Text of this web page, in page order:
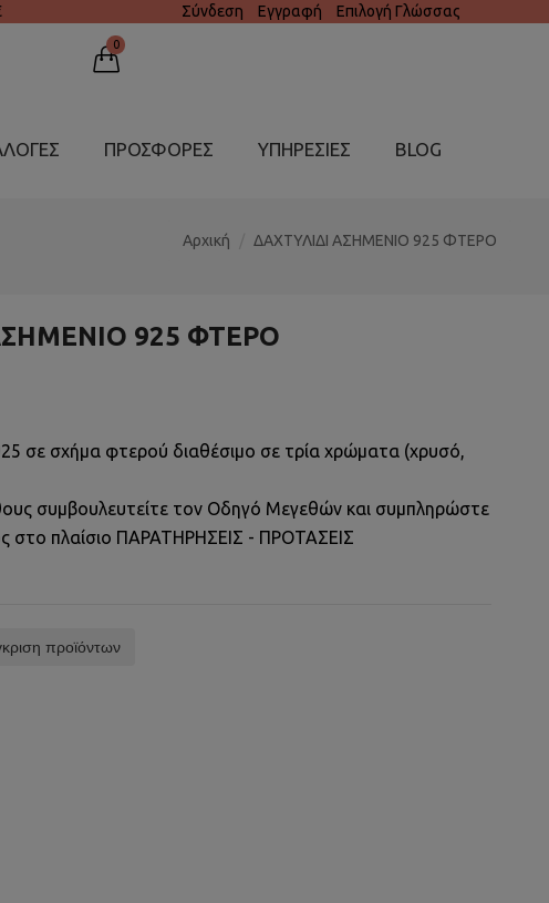
Σύνδεση Εγγραφή Επιλογή Γλώσσας
0
ΠΡΟΣΦΟΡΕΣ ΥΠΗΡΕΣΊΕΣ BLOG
Αρχική ΔΑΧΤΥΛΙΔΙ ΑΣΗΜΕΝΙΟ 925 ΦΤΕΡΟ
925 ΦΤΕΡΟ
σε σχήμα φτερού διαθέσιμο σε τρία χρώματα (χρυσό,
συμβουλευτείτε τον Οδηγό Μεγεθών και συμπληρώστε
στο πλαίσιο ΠΑΡΑΤΗΡΗΣΕΙΣ - ΠΡΟΤΑΣΕΙΣ
προϊόντων